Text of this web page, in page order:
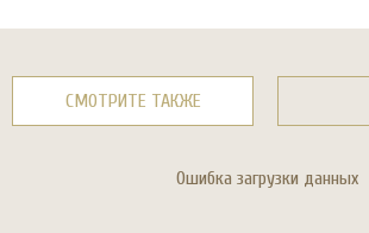
СМОТРИТЕ ТАКЖЕ
Ошибка загрузки данных